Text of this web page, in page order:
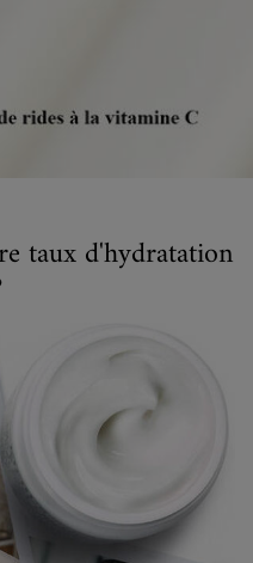
taux d'hydratation